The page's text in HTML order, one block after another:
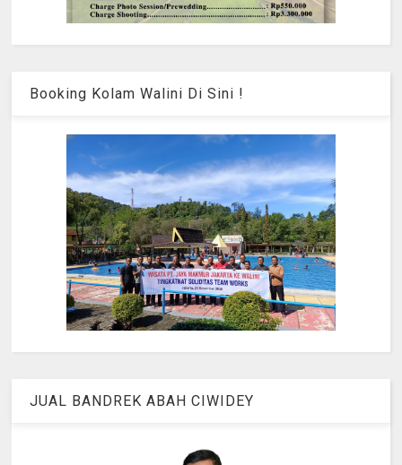
Booking Kolam Walini Di Sini !
JUAL BANDREK ABAH CIWIDEY